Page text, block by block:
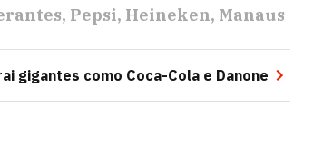
Pepsi Heineken Manaus
gigantes como Coca-Cola e Danone